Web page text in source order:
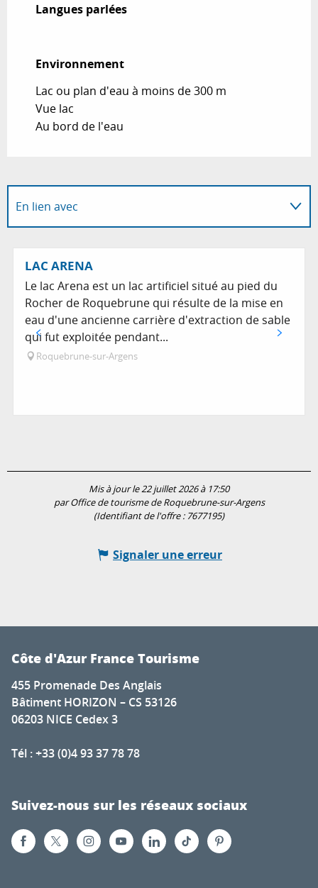
Langues parlées
Langues parlées
Environnement
Environnement
Lac ou plan d'eau à moins de 300 m
Vue lac
Au bord de l'eau
En lien avec
Sur place
LAC ARENA
Le lac Arena est un lac artificiel situé au pied du
Rocher de Roquebrune qui résulte de la mise en
eau d'une ancienne carrière d'extraction de sable
qui fut exploitée pendant...
Roquebrune-sur-Argens
Mis à jour le 22 juillet 2026 à 17:50
par Office de tourisme de Roquebrune-sur-Argens
(Identifiant de l'offre : 7677195)
Signaler une erreur
Côte d'Azur France Tourisme
455 Promenade Des Anglais
Bâtiment HORIZON – CS 53126
06203 NICE Cedex 3
Tél : +33 (0)4 93 37 78 78
Suivez-nous sur les réseaux sociaux